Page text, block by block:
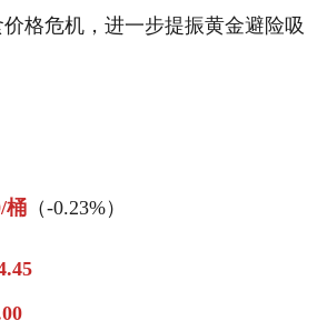
格危机，进一步提振黄金避险吸
桶 （-0.23%）